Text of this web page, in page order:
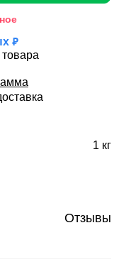
1 кг
₽
товара
Отзывы